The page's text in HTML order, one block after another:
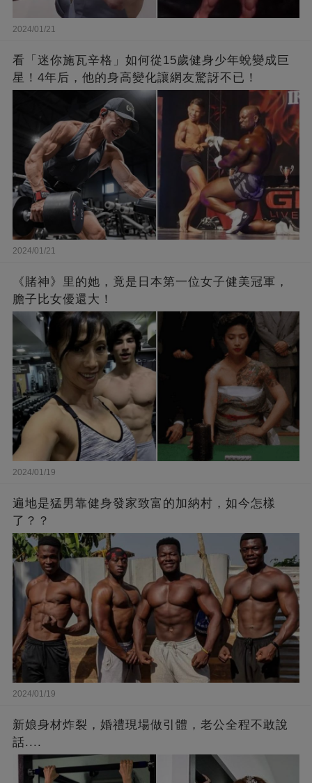
2024/01/21
看「迷你施瓦辛格」如何從15歲健身少年蛻變成巨
星！4年后，他的身高變化讓網友驚訝不已！
2024/01/21
《賭神》里的她，竟是日本第一位女子健美冠軍，
膽子比女優還大！
2024/01/19
遍地是猛男靠健身發家致富的加納村，如今怎樣
了？？
2024/01/19
新娘身材炸裂，婚禮現場做引體，老公全程不敢說
話....